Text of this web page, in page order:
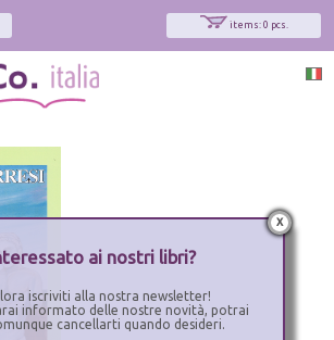
items: 0 pcs.
x
ai nostri libri?
iscriviti alla nostra newsletter!
informato delle nostre novità, potrai
cancellarti quando desideri.